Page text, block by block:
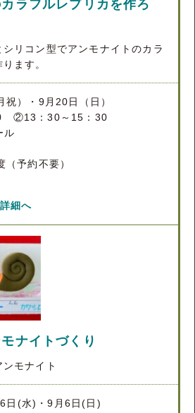
ラフルレプリカを作ろ
リコン型でアンモナイトのカラ
ます。
祝）・9月20日（日）
②13：30～15：30
ル
（予約不要）
細へ
ナイトづくり
モナイト
日(水)・9月6日(日)